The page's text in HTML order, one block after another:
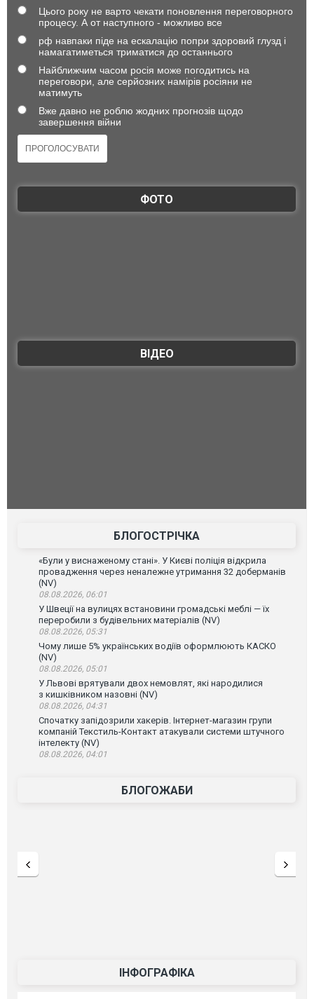
Цього року не варто чекати поновлення переговорного
процесу. А от наступного - можливо все
рф навпаки піде на ескалацію попри здоровий глузд і
намагатиметься триматися до останнього
Найближчим часом росія може погодитись на
переговори, але серйозних намірів росіяни не
матимуть
Вже давно не роблю жодних прогнозів щодо
завершення війни
ФОТО
ВІДЕО
БЛОГОСТРІЧКА
«Були у виснаженому стані». У Києві поліція відкрила
провадження через неналежне утримання 32 доберманів
(NV)
08.08.2026, 06:01
У Швеції на вулицях встановини громадські меблі — їх
переробили з будівельних матеріалів (NV)
08.08.2026, 05:31
Чому лише 5% українських водіїв оформлюють КАСКО
(NV)
08.08.2026, 05:01
У Львові врятували двох немовлят, які народилися
з кишківником назовні (NV)
08.08.2026, 04:31
Спочатку запідозрили хакерів. Інтернет-магазин групи
компаній Текстиль-Контакт атакували системи штучного
інтелекту (NV)
08.08.2026, 04:01
БЛОГОЖАБИ
ІНФОГРАФІКА